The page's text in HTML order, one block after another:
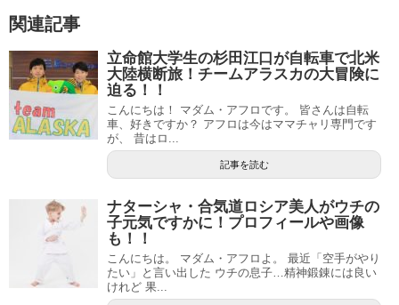
関連記事
立命館大学生の杉田江口が自転車で北米
大陸横断旅！チームアラスカの大冒険に
迫る！！
こんにちは！ マダム・アフロです。 皆さんは自転
車、好きですか？ アフロは今はママチャリ専門です
が、 昔はロ...
記事を読む
ナターシャ・合気道ロシア美人がウチの
子元気ですかに！プロフィールや画像
も！！
こんにちは。 マダム・アフロよ。 最近「空手がやり
たい」と言い出した ウチの息子…精神鍛錬には良い
けれど 果...